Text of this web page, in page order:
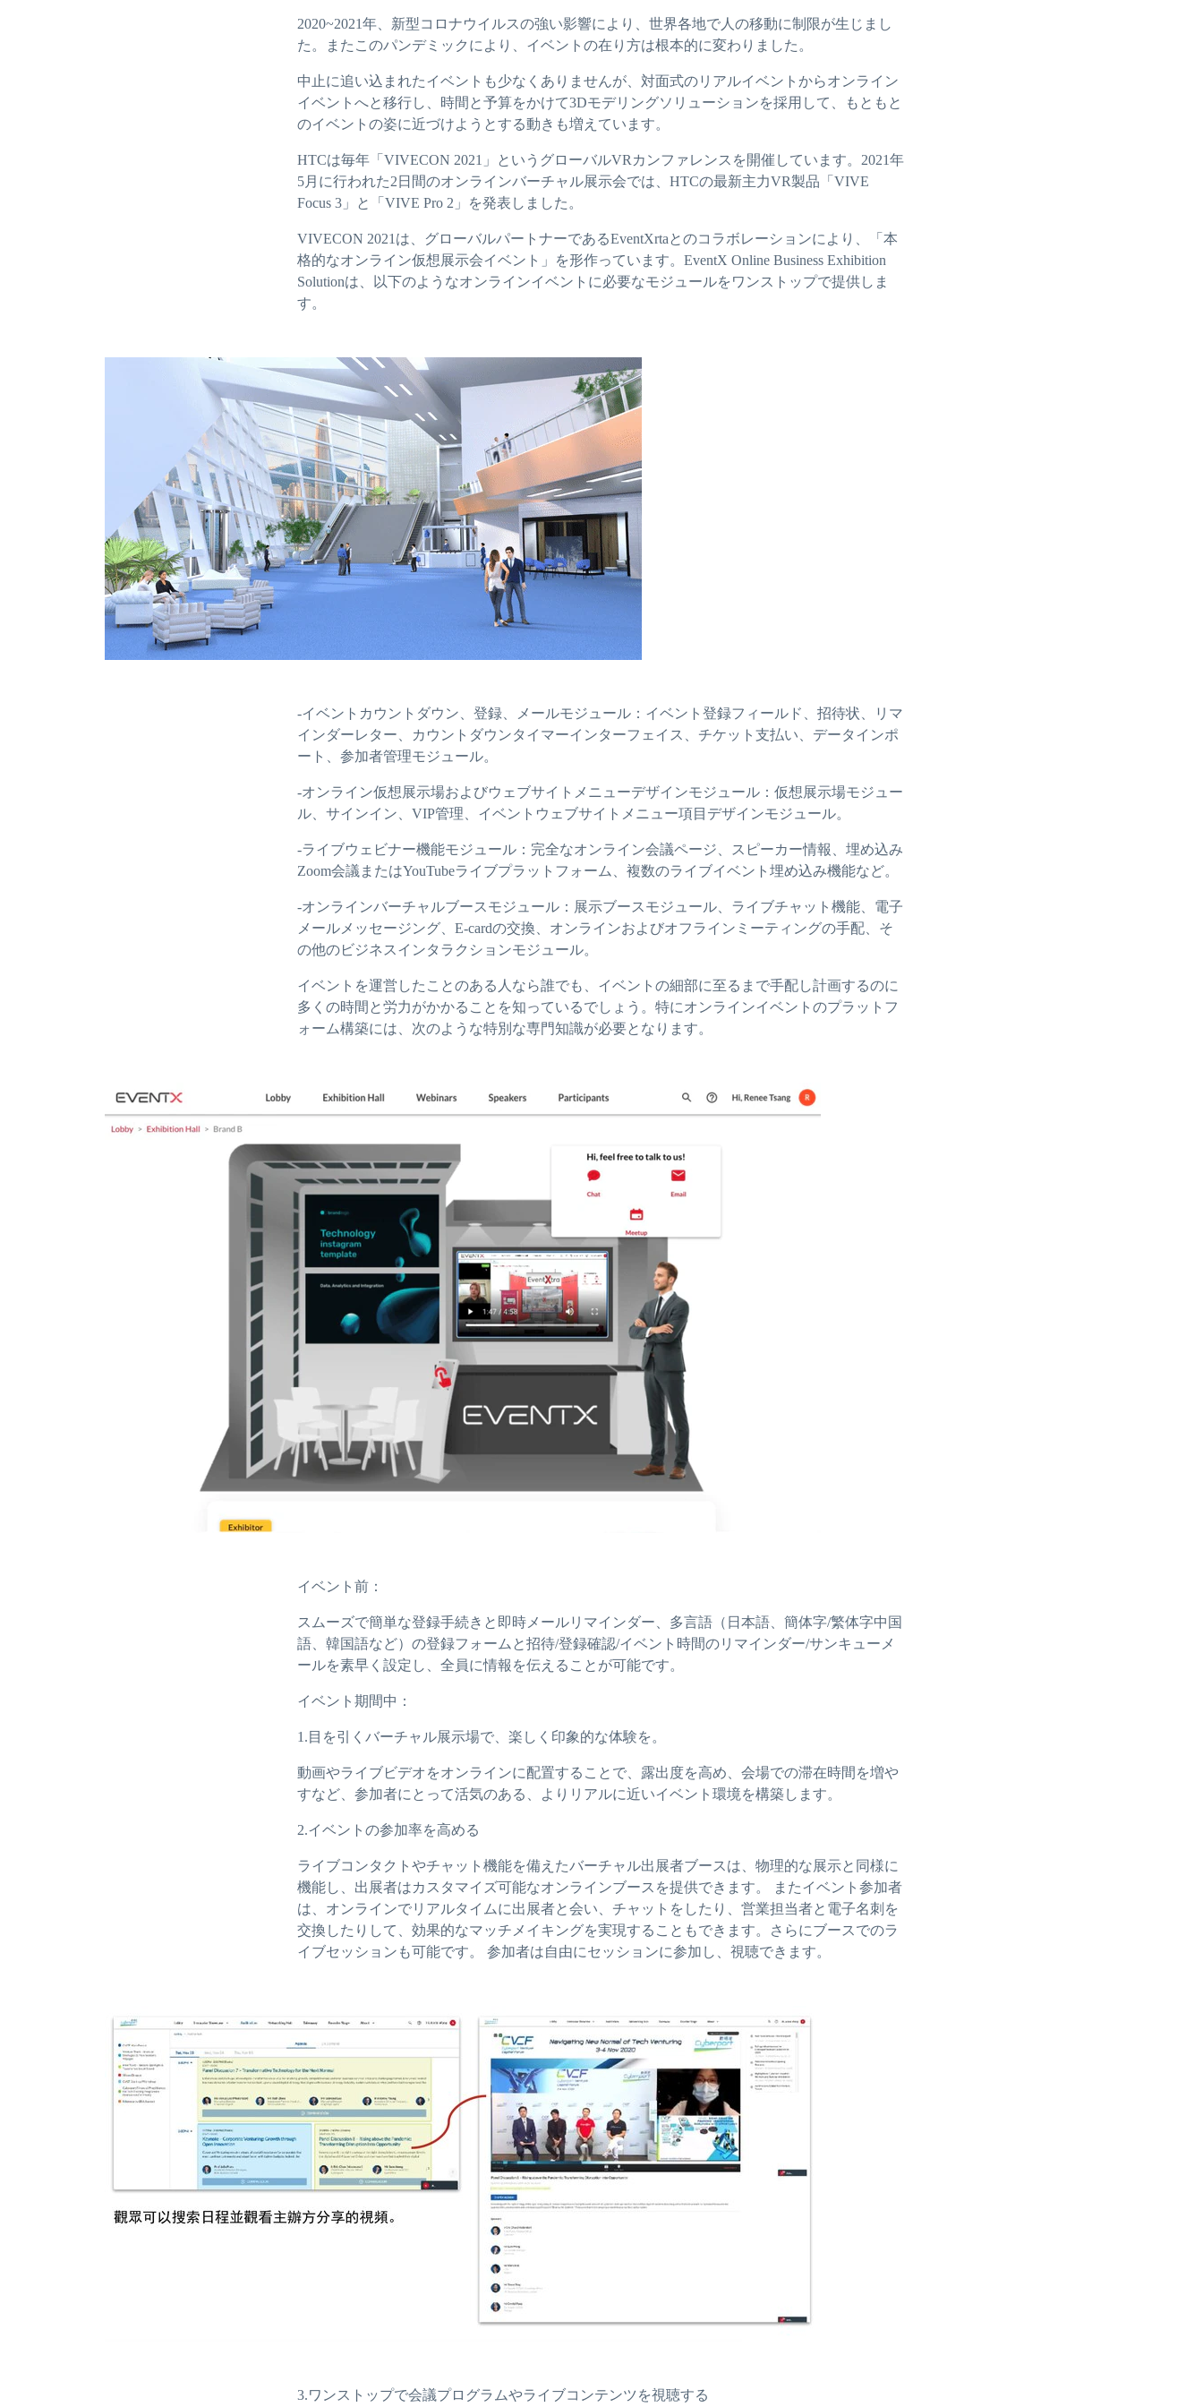
2020~2021年、新型コロナウイルスの強い影響により、世界各地で人の移動に制限が生じまし
た。またこのパンデミックにより、イベントの在り方は根本的に変わりました。
中止に追い込まれたイベントも少なくありませんが、対面式のリアルイベントからオンライン
イベントへと移行し、時間と予算をかけて3Dモデリングソリューションを採用して、もともと
のイベントの姿に近づけようとする動きも増えています。
HTCは毎年「VIVECON 2021」というグローバルVRカンファレンスを開催しています。2021年
5月に行われた2日間のオンラインバーチャル展示会では、HTCの最新主力VR製品「VIVE
Focus 3」と「VIVE Pro 2」を発表しました。
VIVECON 2021は、グローバルパートナーであるEventXrtaとのコラボレーションにより、「本
格的なオンライン仮想展示会イベント」を形作っています。EventX Online Business Exhibition
Solutionは、以下のようなオンラインイベントに必要なモジュールをワンストップで提供しま
す。
-イベントカウントダウン、登録、メールモジュール：イベント登録フィールド、招待状、リマ
インダーレター、カウントダウンタイマーインターフェイス、チケット支払い、データインポ
ート、参加者管理モジュール。
-オンライン仮想展示場およびウェブサイトメニューデザインモジュール：仮想展示場モジュー
ル、サインイン、VIP管理、イベントウェブサイトメニュー項目デザインモジュール。
-ライブウェビナー機能モジュール：完全なオンライン会議ページ、スピーカー情報、埋め込み
Zoom会議またはYouTubeライブプラットフォーム、複数のライブイベント埋め込み機能など。
‐オンラインバーチャルブースモジュール：展示ブースモジュール、ライブチャット機能、電子
メールメッセージング、E-cardの交換、オンラインおよびオフラインミーティングの手配、そ
の他のビジネスインタラクションモジュール。
イベントを運営したことのある人なら誰でも、イベントの細部に至るまで手配し計画するのに
多くの時間と労力がかかることを知っているでしょう。特にオンラインイベントのプラットフ
ォーム構築には、次のような特別な専門知識が必要となります。
イベント前：
スムーズで簡単な登録手続きと即時メールリマインダー、多言語（日本語、簡体字/繁体字中国
語、韓国語など）の登録フォームと招待/登録確認/イベント時間のリマインダー/サンキューメ
ールを素早く設定し、全員に情報を伝えることが可能です。
イベント期間中：
1.目を引くバーチャル展示場で、楽しく印象的な体験を。
動画やライブビデオをオンラインに配置することで、露出度を高め、会場での滞在時間を増や
すなど、参加者にとって活気のある、よりリアルに近いイベント環境を構築します。
2.イベントの参加率を高める
ライブコンタクトやチャット機能を備えたバーチャル出展者ブースは、物理的な展示と同様に
機能し、出展者はカスタマイズ可能なオンラインブースを提供できます。 またイベント参加者
は、オンラインでリアルタイムに出展者と会い、チャットをしたり、営業担当者と電子名刺を
交換したりして、効果的なマッチメイキングを実現することもできます。さらにブースでのラ
イブセッションも可能です。 参加者は自由にセッションに参加し、視聴できます。
3.ワンストップで会議プログラムやライブコンテンツを視聴する